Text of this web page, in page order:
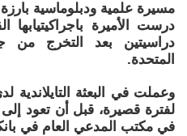
مسيرة علمية ودبلوماسية بارزة
درست الأميرة
دراسيتين بعد التخرج من
المتحدة.
وعملت في البعثة التايلاندية
لفترة قصيرة، قبل أن تعود إلى
في مكتب المدعي العام في